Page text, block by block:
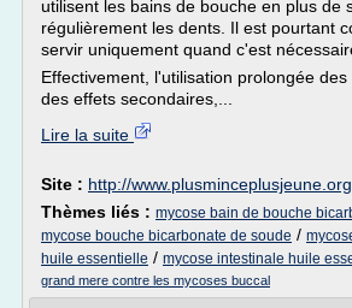
utilisent les bains de bouche en plus de
régulièrement les dents. Il est pourtant
servir uniquement quand c'est
Effectivement, l'utilisation prolongée
des effets secondaires,...
Lire la suite
Site : http://www.plusminceplusjeune.org
Thèmes liés : mycose bain de bouche
mycose bouche bicarbonate de soude /
huile essentielle / mycose intestinale huile
grand mere contre les mycoses buccal